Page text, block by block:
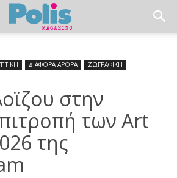
ΔΙΑΦΟΡΑ ΑΡΘΡΑ
ΖΩΓΡΑΦΙΚΗ
στην
των Art
της